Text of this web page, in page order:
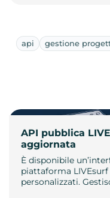
api gestione
API pubblica
aggiornata
È disponibile
piattaforma
personalizzati.